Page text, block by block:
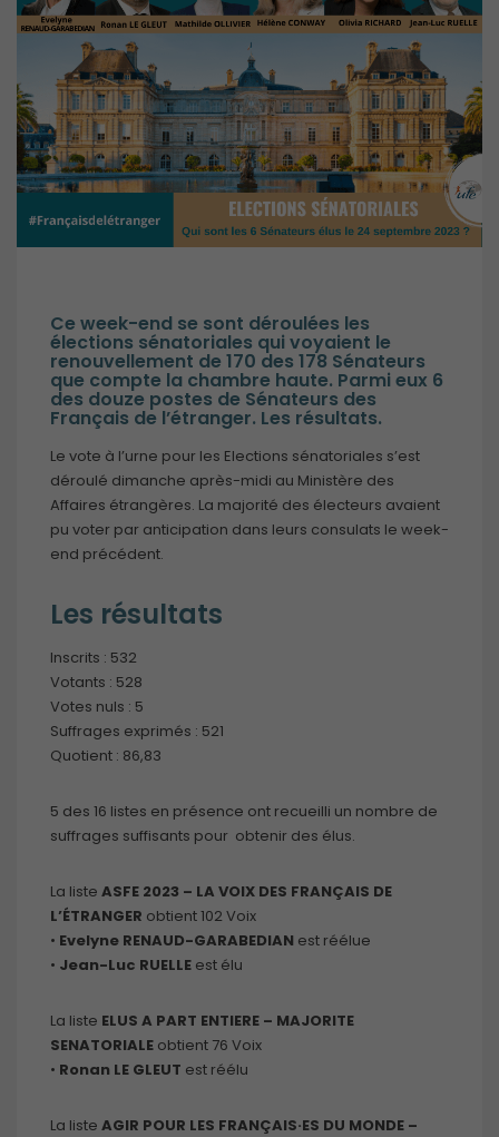
Ce week-end se sont déroulées les
élections sénatoriales qui voyaient le
renouvellement de 170 des 178 Sénateurs
que compte la chambre haute. Parmi eux 6
des douze postes de Sénateurs des
Français de l’étranger. Les résultats.
Le vote à l’urne pour les Elections sénatoriales s’est
déroulé dimanche après-midi au Ministère des
Affaires étrangères. La majorité des électeurs avaient
pu voter par anticipation dans leurs consulats le week-
end précédent.
Les résultats
Inscrits : 532
Votants : 528
Votes nuls : 5
Suffrages exprimés : 521
Quotient : 86,83
5 des 16 listes en présence ont recueilli un nombre de
suffrages suffisants pour obtenir des élus.
La liste ASFE 2023 – LA VOIX DES FRANÇAIS DE
L’ÉTRANGER obtient 102 Voix
• Evelyne RENAUD-GARABEDIAN est réélue
• Jean-Luc RUELLE est élu
La liste ELUS A PART ENTIERE – MAJORITE
SENATORIALE obtient 76 Voix
• Ronan LE GLEUT est réélu
La liste AGIR POUR LES FRANÇAIS·ES DU MONDE –